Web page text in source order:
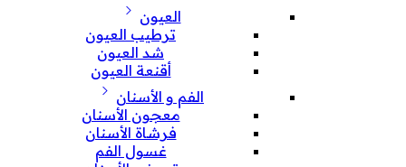
العيون
ترطيب العيون
شد العيون
أقنعة العيون
الفم و الأسنان
معجون الأسنان
فرشاة الأسنان
غسول الفم